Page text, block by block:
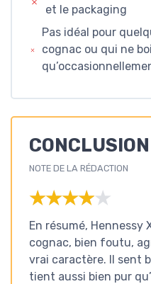
et le packaging
Pas idéal pour
cognac ou qui ne
CONCLUSION
NOTE DE LA RÉDACTION
★★★★★
★★★★★
En résumé, Hennessy
cognac, bien foutu,
vrai caractère. Il sent
tient aussi bien pur